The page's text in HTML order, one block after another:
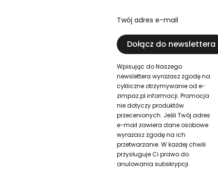
Twój adres e-mail
Dołącz do newslettera
Wpisując do Naszego
newslettera wyrażasz zgodę na
cykliczne otrzymywanie od e-
zimpaz.pl informacji. Promocja
nie dotyczy produktów
przecenionych. Jeśli Twój adres
e-mail zawiera dane osobowe
wyrażasz zgodę na ich
przetwarzanie. W każdej chwili
przysługuje Ci prawo do
anulowania subskrypcji.